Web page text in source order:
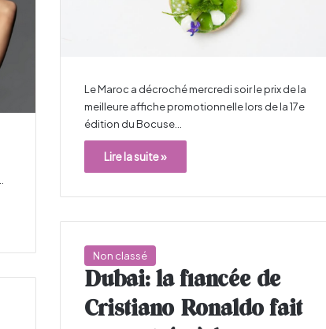
Le Maroc a décroché mercredi soir le prix de la
meilleure affiche promotionnelle lors de la 17e
édition du Bocuse…
Lire la suite »
Non classé
Dubai: la fiancée de
Cristiano Ronaldo fait